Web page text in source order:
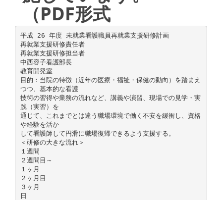
（PDF形式
平成 26 年度 未就業看護職員再就業支援研修計画
再就業支援研修責任者
再就業支援研修担当者
中西容子看護部長
教育開発室
目的：当院の特徴（近年の医療・福祉・保健の動向）を踏まえ
つつ、基本的な看護
技術の習得や業務の流れなど、講義や演習、現場での見学・実
践（実習）を
通じて、これまでとは違う職場環境で働く不安を緩衝し、資格
や経験を活か
して看護師して円滑に職場復帰できるよう支援する。
＜研修の大きな流れ＞
１週間
２週間目～
１ヶ月
２ヶ月目
３ヶ月
日